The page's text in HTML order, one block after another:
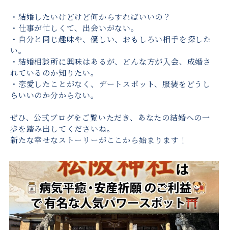
・結婚したいけどけど何からすればいいの？
・仕事が忙しくて、出会いがない。
・自分と同じ趣味や、優しい、おもしろい相手を探した
い。
・結婚相談所に興味はあるが、どんな方が入会、成婚さ
れているのか知りたい。
・恋愛したことがなく、デートスポット、服装をどうし
らいいのか分からない。
ぜひ、公式ブログをご覧いただき、あなたの結婚への一
歩を踏み出してくださいね。
新たな幸せなストーリーがここから始まります！